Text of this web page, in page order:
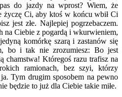
do jazdy na wprost? Wiem, że
życzę Ci, aby ktoś w końcu wbił Ci
jest złe. Najlepiej pogrzebaczem.
na Ciebie z pogardą i wkurwieniem,
komórkę szarą i zastanów się
bo i tak nie zrozumiesz: Bo jest
chamstwa! Któregoś razu trafisz na
ramionach, bez szyi, którzy
Tym drugim sposobem na pewno
będzie to już dla Ciebie takie miłe.